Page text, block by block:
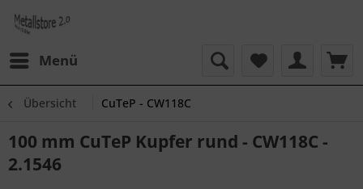
Menü
Übersicht CuTeP - CW118C
100 mm CuTeP Kupfer rund - CW118C -
2.1546